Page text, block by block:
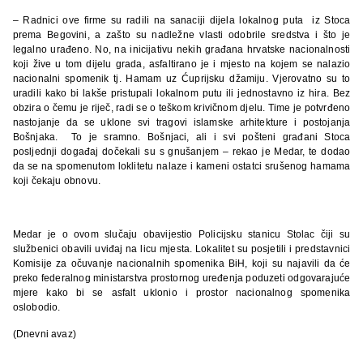
– Radnici ove firme su radili na sanaciji dijela lokalnog puta
iz Stoca
prema Begovini, a zašto su nadležne vlasti odobrile sredstva i što je
legalno urađeno. No, na inicijativu nekih građana hrvatske nacionalnosti
koji žive u tom dijelu grada, asfaltirano je i mjesto na kojem se nalazio
nacionalni spomenik tj. Hamam uz Ćuprijsku džamiju. Vjerovatno su to
uradili kako bi lakše pristupali lokalnom putu ili jednostavno iz hira. Bez
obzira o čemu je riječ, radi se o teškom krivičnom djelu. Time je potvrđeno
nastojanje da se uklone svi tragovi islamske arhitekture i postojanja
Bošnjaka.
To je sramno. Bošnjaci, ali i svi pošteni građani Stoca
posljednji događaj dočekali su s gnušanjem – rekao je Medar, te dodao
da se na spomenutom loklitetu nalaze i kameni ostatci srušenog hamama
koji čekaju obnovu.
Medar je o ovom slučaju obavijestio Policijsku stanicu Stolac čiji su
službenici obavili uviđaj na licu mjesta. Lokalitet su posjetili i predstavnici
Komisije za očuvanje nacionalnih spomenika BiH, koji su najavili da će
preko federalnog ministarstva prostornog uređenja poduzeti odgovarajuće
mjere kako bi se asfalt uklonio i prostor nacionalnog spomenika
oslobodio.
(Dnevni avaz)